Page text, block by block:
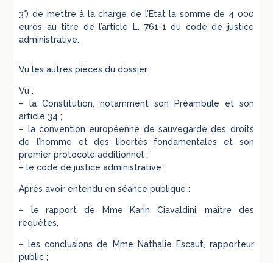
3°) de mettre à la charge de l’Etat la somme de 4 000
euros au titre de l’article L. 761-1 du code de justice
administrative.
Vu les autres pièces du dossier ;
Vu :
– la Constitution, notamment son Préambule et son
article 34 ;
– la convention européenne de sauvegarde des droits
de l’homme et des libertés fondamentales et son
premier protocole additionnel ;
– le code de justice administrative ;
Après avoir entendu en séance publique :
– le rapport de Mme Karin Ciavaldini, maître des
requêtes,
– les conclusions de Mme Nathalie Escaut, rapporteur
public ;